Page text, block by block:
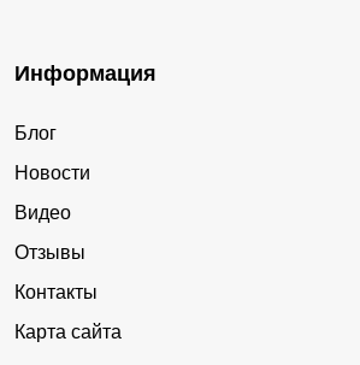
Информация
Блог
Новости
Видео
Отзывы
Контакты
Карта сайта